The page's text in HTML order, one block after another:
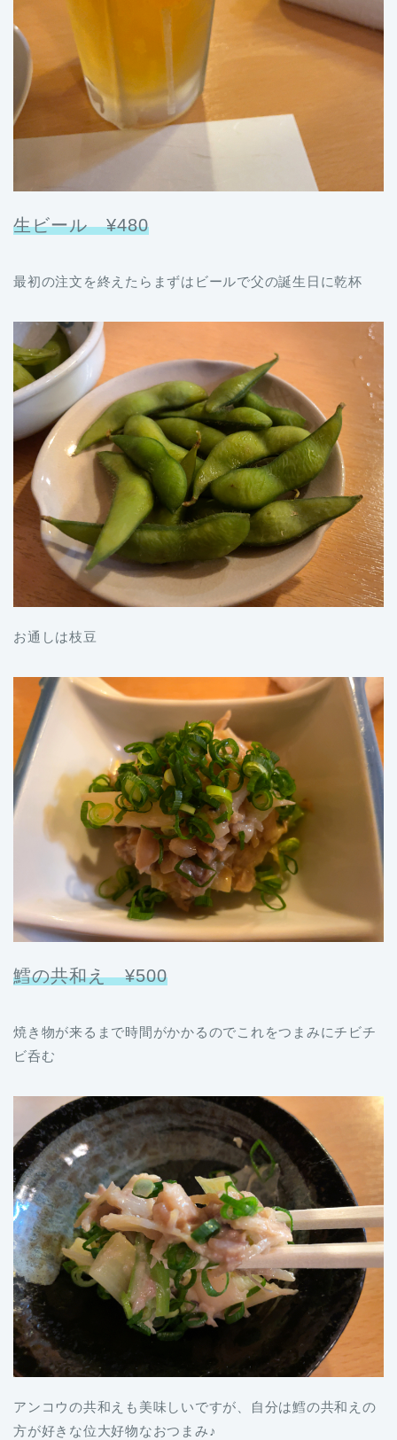
生ビール ¥480
最初の注文を終えたらまずはビールで父の誕生日に乾杯
お通しは枝豆
鱈の共和え ¥500
焼き物が来るまで時間がかかるのでこれをつまみにチビチ
ビ呑む
アンコウの共和えも美味しいですが、自分は鱈の共和えの
方が好きな位大好物なおつまみ♪